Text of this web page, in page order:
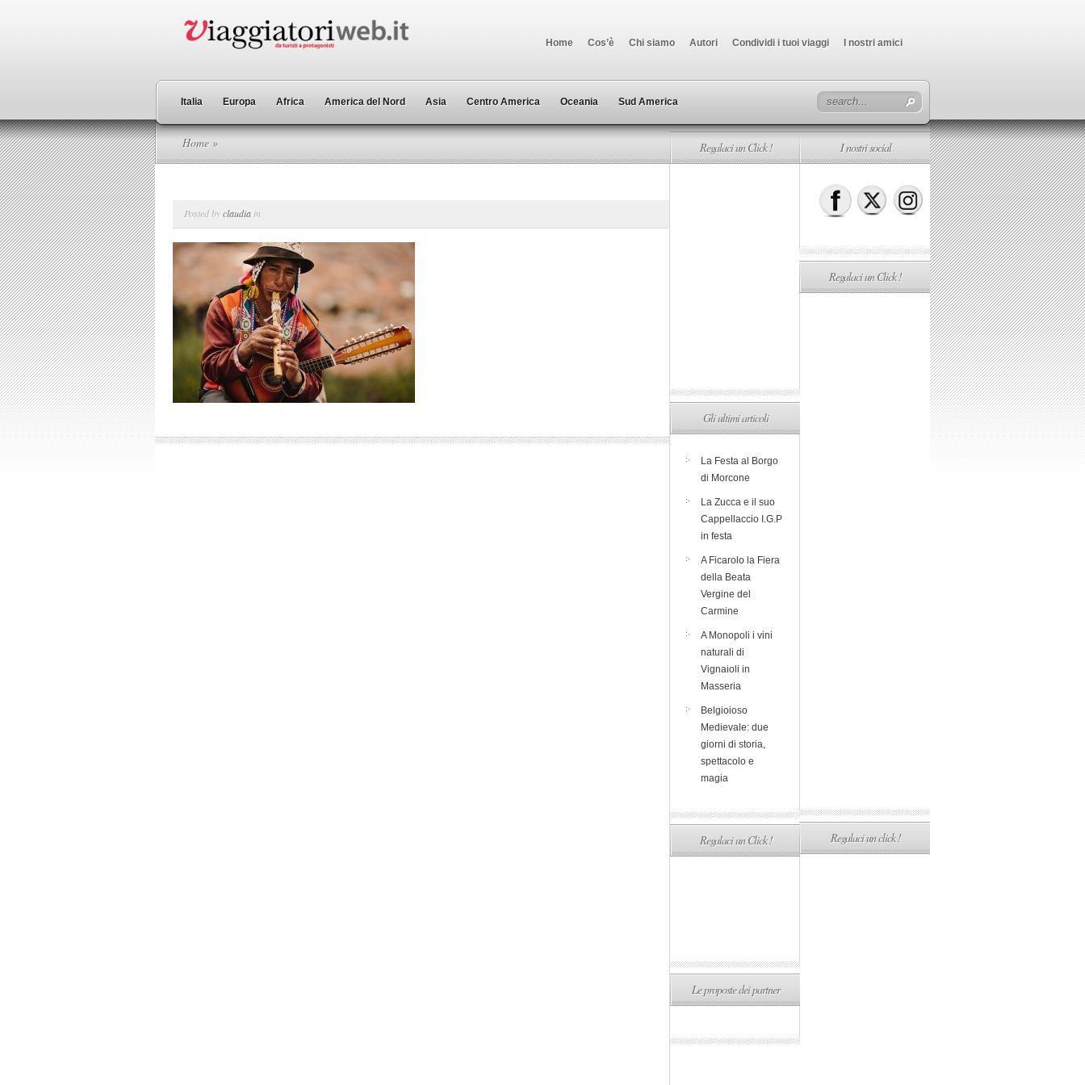
Home Cos’è Chi siamo Autori Condividi i tuoi viaggi I nostri amici
Italia Europa Africa America del Nord Asia Centro America Oceania Sud America
Home »
Posted byclaudia in
Regalaci un Click !
Gli ultimi articoli
La Festa al Borgo
di Morcone
La Zucca e il suo
Cappellaccio I.G.P
in festa
A Ficarolo la Fiera
della Beata
Vergine del
Carmine
A Monopoli i vini
naturali di
Vignaioli in
Masseria
Belgioioso
Medievale: due
giorni di storia,
spettacolo e
magia
Regalaci un Click !
Le proposte dei partner
I nostri social
Regalaci un Click !
Regalaci un click !